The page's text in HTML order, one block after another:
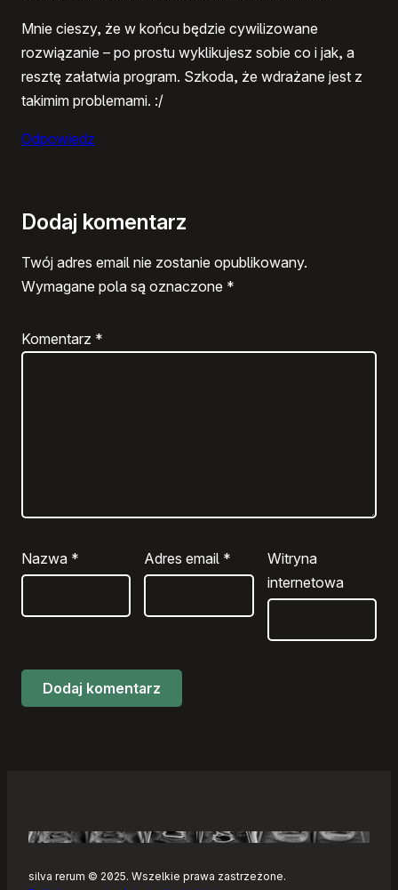
Mnie cieszy, że w końcu będzie cywilizowane
rozwiązanie – po prostu wyklikujesz sobie co i jak, a
resztę załatwia program. Szkoda, że wdrażane jest z
takimim problemami. :/
Odpowiedz
Dodaj komentarz
Twój adres email nie zostanie opublikowany.
Wymagane pola są oznaczone *
Komentarz *
Nazwa * Adres email *
Witryna
internetowa
silva rerum © 2025. Wszelkie prawa zastrzeżone.